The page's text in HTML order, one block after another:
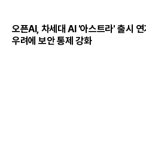
오픈AI, 차세대 AI '아스트라' 출시
우려에 보안 통제 강화